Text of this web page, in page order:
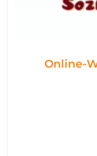
Online-